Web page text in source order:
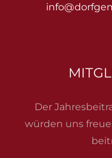
Der
würden uns